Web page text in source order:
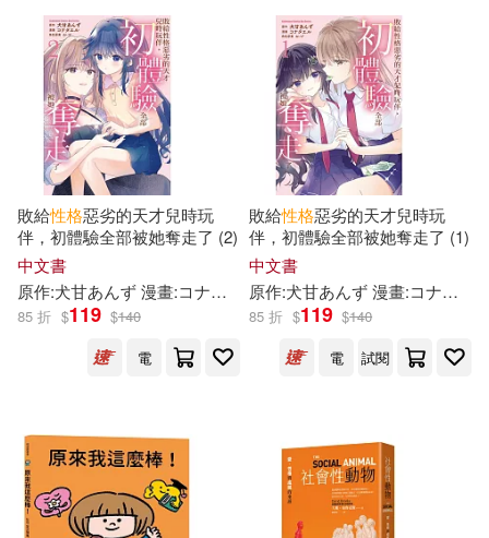
クリムゾン(59)
チェリーズ(59)
ビッグモーカル(59)
目川文化編輯小組(59)
飛樂鳥(59) （日）太宰治(58)
國家中醫藥管理局專業技術資格考
試專家委員會(54)
曹緯浚（主編）(53)
廣西師範大學出版社(340)
Neo Media(330)
華東師範大學出版社(329)
中國協和醫科大學出版社(327)
湖南美術出版社(324)
中國礦業大學出版社(323)
幼福(312)
敗給性格惡劣的天才兒時玩
伴，初體驗全部被她奪走了 (2)
中文書
原作:犬甘あんず 漫畫:コナタエル 角色原案:ねいび
曾紓宥
85 折 $119 $140
電
敗給性格惡劣的天才兒時玩
伴，初體驗全部被她奪走了 (1)
中文書
原作:犬甘あんず 漫畫:コナタエル 角色原案:ねいび
85 折 $119 $140
電
試閱